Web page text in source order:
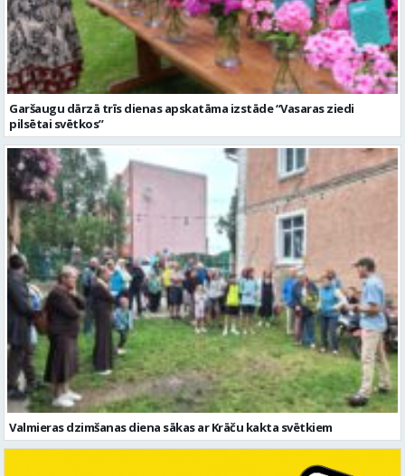
Garšaugu dārzā trīs dienas apskatāma izstāde “Vasaras ziedi
pilsētai svētkos”
Valmieras dzimšanas diena sākas ar Krāču kakta svētkiem